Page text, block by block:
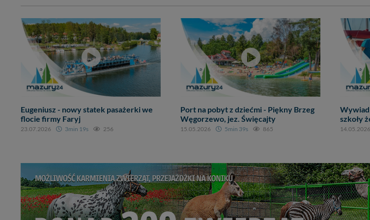
Eugeniusz - nowy statek pasażerki we
flocie firmy Faryj
23.07.2026 3min 19s 256
Port na pobyt z dziećmi - Piękny Brzeg
Węgorzewo, jez. Święcajty
15.05.2026 5min 39s 865
Wywiad
szkoły
14.05.2026